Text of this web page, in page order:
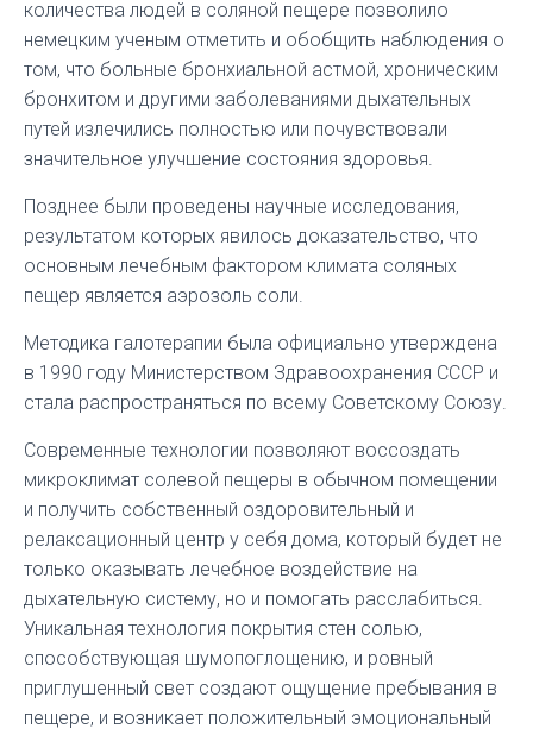
количества людей в соляной пещере позволило
немецким ученым отметить и обобщить наблюдения о
том, что больные бронхиальной астмой, хроническим
бронхитом и другими заболеваниями дыхательных
путей излечились полностью или почувствовали
значительное улучшение состояния здоровья.
Позднее были проведены научные исследования,
результатом которых явилось доказательство, что
основным лечебным фактором климата соляных
пещер является аэрозоль соли.
Методика галотерапии была официально утверждена
в 1990 году Министерством Здравоохранения СССР и
стала распространяться по всему Советскому Союзу.
Современные технологии позволяют воссоздать
микроклимат солевой пещеры в обычном помещении
и получить собственный оздоровительный и
релаксационный центр у себя дома, который будет не
только оказывать лечебное воздействие на
дыхательную систему, но и помогать расслабиться.
Уникальная технология покрытия стен солью,
способствующая шумопоглощению, и ровный
приглушенный свет создают ощущение пребывания в
пещере, и возникает положительный эмоциональный